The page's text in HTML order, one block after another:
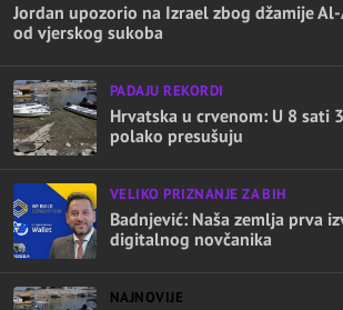
Jordan upozorio na Izrael zbog džamije
od vjerskog sukoba
PADAJU REKORDI
Hrvatska u crvenom: U 8 sati
polako presušuju
VELIKO PRIZNANJE ZA BIH
Badnjević: Naša zemlja prva
digitalnog novčanika
NAJNOVIJE